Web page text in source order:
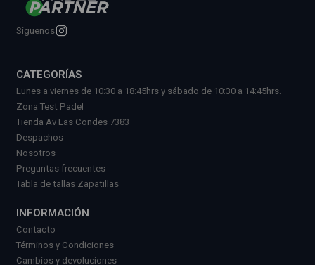
Síguenos
CATEGORÍAS
Lunes a viernes de 10:30 a 18:45hrs y sábado de 10:30 a 14:45hrs.
Zona Test Padel
Tienda Av Las Condes 7383
Despachos
Nosotros
Preguntas frecuentes
Tabla de tallas Zapatillas
INFORMACIÓN
Contacto
Términos y Condiciones
Cambios y devoluciones